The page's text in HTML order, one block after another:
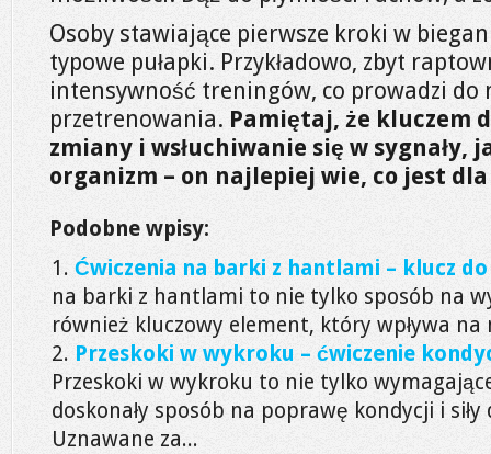
Osoby stawiające pierwsze kroki w
typowe pułapki. Przykładowo, zbyt
intensywność treningów, co prowadzi
przetrenowania. Pamiętaj, że kluczem
zmiany i wsłuchiwanie się w sygnały,
organizm – on najlepiej wie, co jest
Podobne wpisy:
Ćwiczenia na barki z hantlami – klucz
na barki z hantlami to nie tylko sposób na
również kluczowy element, który wpływa na
Przeskoki w wykroku – ćwiczenie
Przeskoki w wykroku to nie tylko
doskonały sposób na poprawę kondycji i siły
Uznawane za...